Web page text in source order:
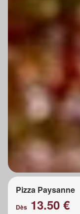
Pizza Paysanne
Dès 13.50 €